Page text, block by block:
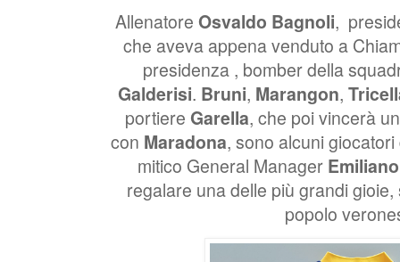
AllenatoreOsvaldo Bagnoli,
che aveva appena venduto a
presidenza , bomber della
Galderisi. Bruni, Marangon,
portiere Garella, che poi vincerà
con Maradona, sono alcuni
mitico General Manager
regalare una delle più grandi
popolo